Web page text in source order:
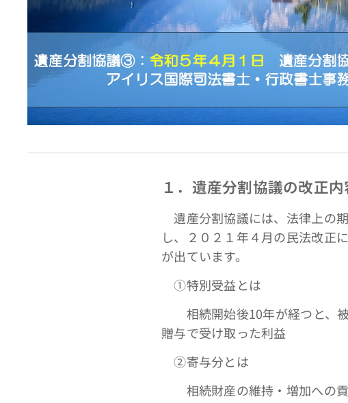
１．遺産分割協議の改正内
遺産分割協議には、法律上の
し、２０２１年４月の民法改正
が出ています。
①特別受益とは
相続開始後10年が経つと、被
贈与で受け取った利益
➁寄与分とは
相続財産の維持・増加への貢